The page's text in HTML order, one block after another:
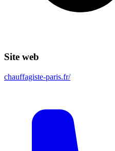
Site web
chauffagiste-paris.fr/